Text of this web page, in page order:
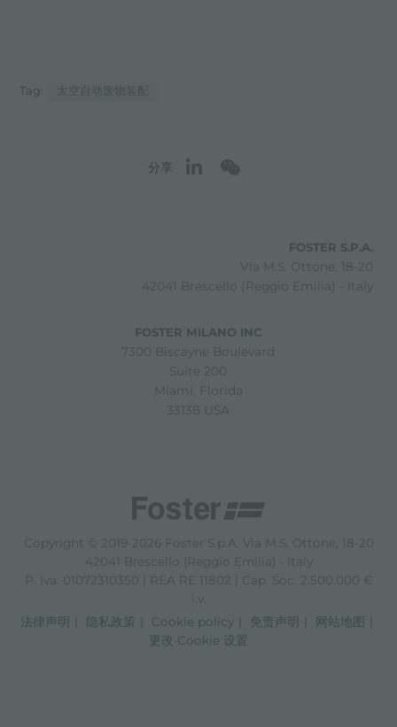
Tag: 太空自动废物装配
分享
FOSTER S.P.A.
Via M.S. Ottone, 18-20
42041 Brescello (Reggio Emilia) - Italy
FOSTER MILANO INC
7300 Biscayne Boulevard
Suite 200
Miami, Florida
33138 USA
Copyright © 2019-2026 Foster S.p.A. Via M.S. Ottone, 18-20
42041 Brescello (Reggio Emilia) - Italy
P. Iva: 01072310350 | REA RE 11802 | Cap. Soc. 2.500.000 €
i.v.
法律声明
隐私政策 Cookie policy 免责声明
网站地图
更改 Cookie 设置